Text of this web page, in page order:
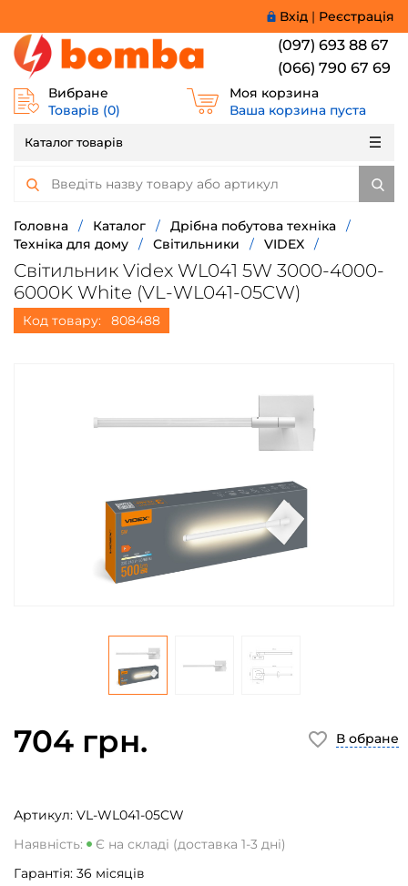
Вхід | Реєстрація
(097) 693 88 67
(066) 790 67 69
Вибране
Товарів (0)
Моя корзина
Ваша корзина пуста
Каталог товарів
Головна / Каталог / Дрібна побутова техніка
/
Техніка для дому
/ Світильники / VIDEX /
Світильник Videx WL041 5W 3000-4000-
6000K White (VL-WL041-05CW)
Код товару: 808488
704 грн.
Артикул: VL-WL041-05CW
Наявність:
Є на складі (доставка 1-3 дні)
Гарантія: 36 місяців
В обране